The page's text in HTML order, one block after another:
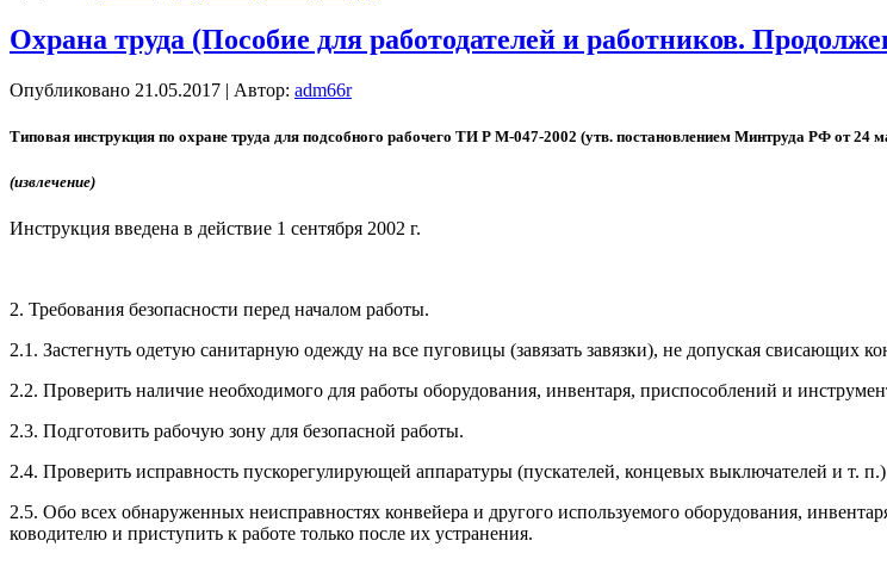
Охрана труда (Пособие для работодателей и работников.
Опубликовано 21.05.2017 | Автор: adm66r
Ти­повая инс­трук­ция по ох­ра­не тру­да для под­собно­го ра­боче­го ТИ Р М-047-2002 (утв. пос­та­нов­ле­ни­ем Мин­тру­да РФ от 24
(из­вле­чение)
Инс­трук­ция вве­дена в дей­ствие 1 сен­тября 2002 г.
2. Тре­бова­ния бе­зопас­ности пе­ред на­чалом ра­боты.
2.1. Зас­тегнуть оде­тую са­нитар­ную одеж­ду на все пу­гови­цы (за­вязать за­вяз­ки), не до­пус­кая сви­са­ющих
2.2. Про­верить на­личие не­об­хо­димо­го для ра­боты обо­рудо­вания, ин­вента­ря, прис­по­соб­ле­ний и
2.3. Под­го­товить ра­бочую зо­ну для бе­зопас­ной ра­боты.
2.4. Про­верить ис­прав­ность пус­ко­регу­лиру­ющей ап­па­рату­ры (пус­ка­телей, кон­це­вых вык­лю­чате­лей и т. п.)
2.5. Обо всех об­на­ружен­ных не­ис­прав­ностях кон­вей­ера и дру­гого ис­поль­зу­емо­го обо­рудо­вания,
ково­дите­лю и прис­ту­пить к ра­боте толь­ко пос­ле их ус­тра­нения.